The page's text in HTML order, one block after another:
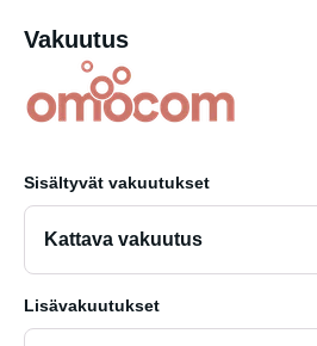
Vakuutus
Sisältyvät vakuutukset
Kattava vakuutus
Lisävakuutukset